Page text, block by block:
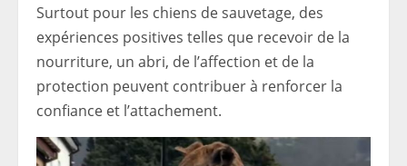
Surtout pour les chiens de sauvetage, des
expériences positives telles que recevoir de la
nourriture, un abri, de l’affection et de la
protection peuvent contribuer à renforcer la
confiance et l’attachement.